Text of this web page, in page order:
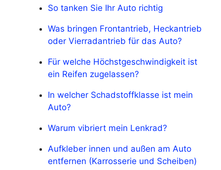
So tanken Sie Ihr Auto richtig
Was bringen Frontantrieb, Heckantrieb
oder Vierradantrieb für das Auto?
Für welche Höchstgeschwindigkeit ist
ein Reifen zugelassen?
In welcher Schadstoffklasse ist mein
Auto?
Warum vibriert mein Lenkrad?
Aufkleber innen und außen am Auto
entfernen (Karrosserie und Scheiben)